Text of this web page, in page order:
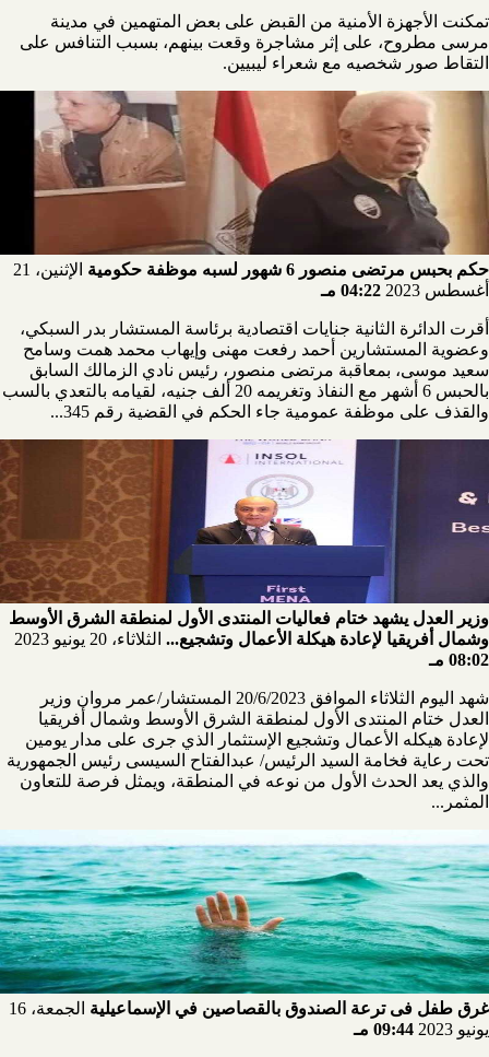
تمكنت الأجهزة الأمنية من القبض على بعض المتهمين في مدينة
مرسى مطروح، على إثر مشاجرة وقعت بينهم، بسبب التنافس على
التقاط صور شخصيه مع شعراء ليبيين.
حكم بحبس مرتضى منصور 6 شهور لسبه موظفة حكومية
الإثنين، 21
أغسطس 2023
04:22 مـ
أقرت الدائرة الثانية جنايات اقتصادية برئاسة المستشار بدر السبكي،
وعضوية المستشارين أحمد رفعت مهنى وإيهاب محمد همت وسامح
سعيد موسى، بمعاقبة مرتضى منصور، رئيس نادي الزمالك السابق
بالحبس 6 أشهر مع النفاذ وتغريمه 20 ألف جنيه، لقيامه بالتعدي بالسب
والقذف على موظفة عمومية جاء الحكم في القضية رقم 345...
وزير العدل يشهد ختام فعاليات المنتدى الأول لمنطقة الشرق الأوسط
وشمال أفريقيا لإعادة هيكلة الأعمال وتشجيع... الثلاثاء، 20 يونيو 2023
08:02 مـ
شهد اليوم الثلاثاء الموافق 20/6/2023 المستشار/عمر مروان وزير
العدل ختام المنتدى الأول لمنطقة الشرق الأوسط وشمال أفريقيا
لإعادة هيكله الأعمال وتشجيع الإستثمار الذي جرى على مدار يومين
تحت رعاية فخامة السيد الرئيس/ عبدالفتاح السيسى رئيس الجمهورية
والذي يعد الحدث الأول من نوعه في المنطقة، ويمثل فرصة للتعاون
المثمر...
غرق طفل فى ترعة الصندوق بالقصاصين في الإسماعيلية
الجمعة، 16
يونيو 2023
09:44 مـ